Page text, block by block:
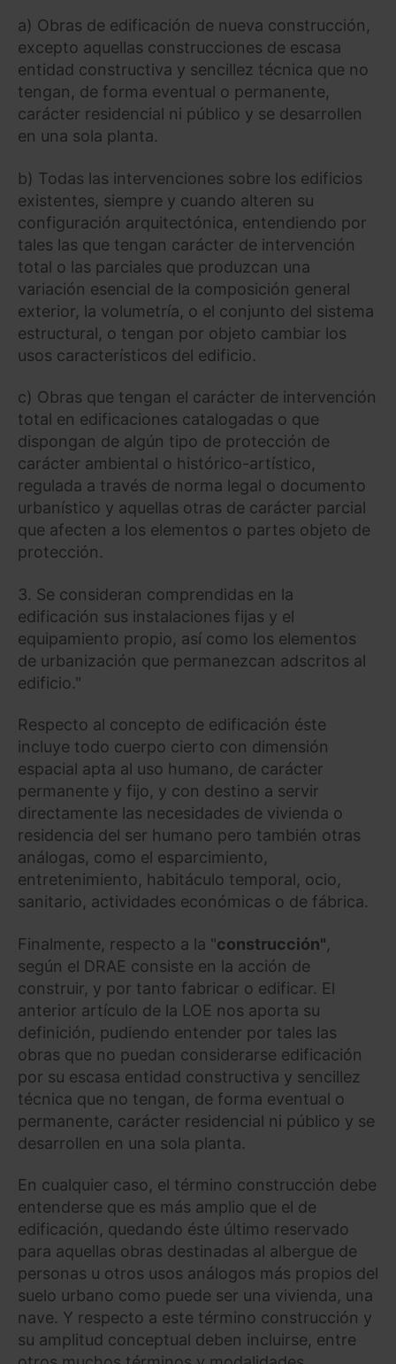
a) Obras de edificación de nueva construcción,
excepto aquellas construcciones de escasa
entidad constructiva y sencillez técnica que no
tengan, de forma eventual o permanente,
carácter residencial ni público y se desarrollen
en una sola planta.
b) Todas las intervenciones sobre los edificios
existentes, siempre y cuando alteren su
configuración arquitectónica, entendiendo por
tales las que tengan carácter de intervención
total o las parciales que produzcan una
variación esencial de la composición general
exterior, la volumetría, o el conjunto del sistema
estructural, o tengan por objeto cambiar los
usos característicos del edificio.
c) Obras que tengan el carácter de intervención
total en edificaciones catalogadas o que
dispongan de algún tipo de protección de
carácter ambiental o histórico-artístico,
regulada a través de norma legal o documento
urbanístico y aquellas otras de carácter parcial
que afecten a los elementos o partes objeto de
protección.
3. Se consideran comprendidas en la
edificación sus instalaciones fijas y el
equipamiento propio, así como los elementos
de urbanización que permanezcan adscritos al
edificio."
Respecto al concepto de edificación éste
incluye todo cuerpo cierto con dimensión
espacial apta al uso humano, de carácter
permanente y fijo, y con destino a servir
directamente las necesidades de vivienda o
residencia del ser humano pero también otras
análogas, como el esparcimiento,
entretenimiento, habitáculo temporal, ocio,
sanitario, actividades económicas o de fábrica.
Finalmente, respecto a la "construcción",
según el DRAE consiste en la acción de
construir, y por tanto fabricar o edificar. El
anterior artículo de la LOE nos aporta su
definición, pudiendo entender por tales las
obras que no puedan considerarse edificación
por su escasa entidad constructiva y sencillez
técnica que no tengan, de forma eventual o
permanente, carácter residencial ni público y se
desarrollen en una sola planta.
En cualquier caso, el término construcción debe
entenderse que es más amplio que el de
edificación, quedando éste último reservado
para aquellas obras destinadas al albergue de
personas u otros usos análogos más propios del
suelo urbano como puede ser una vivienda, una
nave. Y respecto a este término construcción y
su amplitud conceptual deben incluirse, entre